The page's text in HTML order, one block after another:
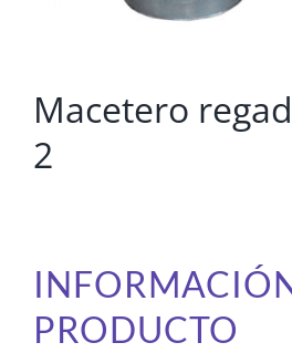
Macetero
2
PRODUCTO